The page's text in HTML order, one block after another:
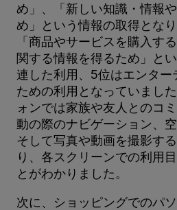
め」、「新しい知識・情報
め」という情報の取得とな
「商品やサービスを購入す
関する情報を得るため」と
連した利用、5位はエンター
ための利用となっていまし
ォンでは家族や友人とのコ
動の際のナビゲーション、
そして写真や動画を撮影す
り、各スクリーンでの利用
とがわかりました。
次に、ショッピングでのパ